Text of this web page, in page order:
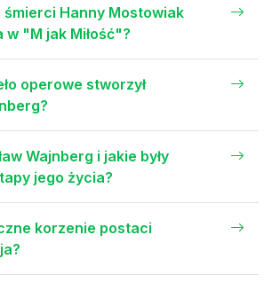
Hanny Mostowiak
w "M jak Miłość"?
operowe stworzył
Wajnberg i jakie były
jego życia?
korzenie postaci